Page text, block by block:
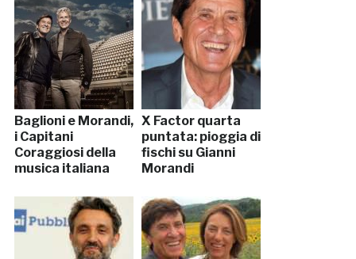
Baglioni e Morandi,
i Capitani
Coraggiosi della
musica italiana
X Factor quarta
puntata: pioggia di
fischi su Gianni
Morandi